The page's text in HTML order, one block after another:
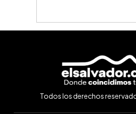
Todos los derechos